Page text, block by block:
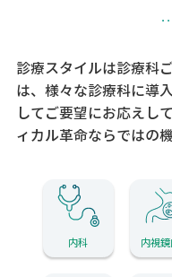
診療スタイルは診療科
は、様々な診療科に導
してご要望にお応えし
ィカル革命ならではの
内科 内視